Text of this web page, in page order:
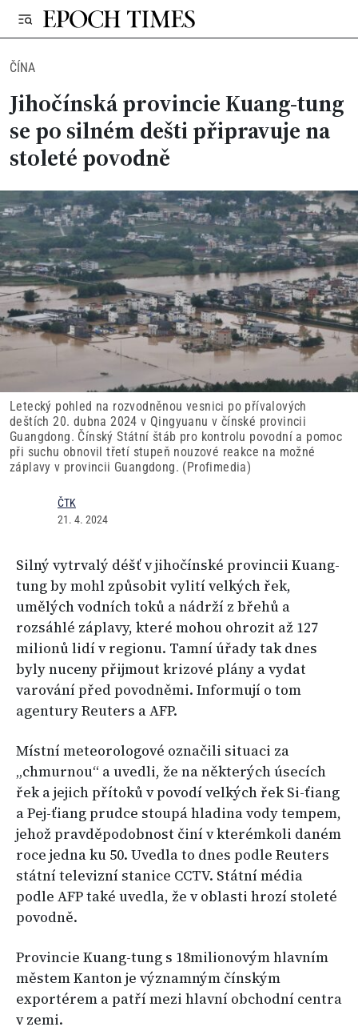
ČÍNA
Jihočínská provincie Kuang-tung
se po silném dešti připravuje na
stoleté povodně
Letecký pohled na rozvodněnou vesnici po přívalových
deštích 20. dubna 2024 v Qingyuanu v čínské provincii
Guangdong. Čínský Státní štáb pro kontrolu povodní a pomoc
při suchu obnovil třetí stupeň nouzové reakce na možné
záplavy v provincii Guangdong. (Profimedia)
ČTK
21. 4. 2024
Silný vytrvalý déšť v jihočínské provincii Kuang-
tung by mohl způsobit vylití velkých řek,
umělých vodních toků a nádrží z břehů a
rozsáhlé záplavy, které mohou ohrozit až 127
milionů lidí v regionu. Tamní úřady tak dnes
byly nuceny přijmout krizové plány a vydat
varování před povodněmi. Informují o tom
agentury Reuters a AFP.
Místní meteorologové označili situaci za
„chmurnou“ a uvedli, že na některých úsecích
řek a jejich přítoků v povodí velkých řek Si-ťiang
a Pej-ťiang prudce stoupá hladina vody tempem,
jehož pravděpodobnost činí v kterémkoli daném
roce jedna ku 50. Uvedla to dnes podle Reuters
státní televizní stanice CCTV. Státní média
podle AFP také uvedla, že v oblasti hrozí stoleté
povodně.
Provincie Kuang-tung s 18milionovým hlavním
městem Kanton je významným čínským
exportérem a patří mezi hlavní obchodní centra
v zemi.